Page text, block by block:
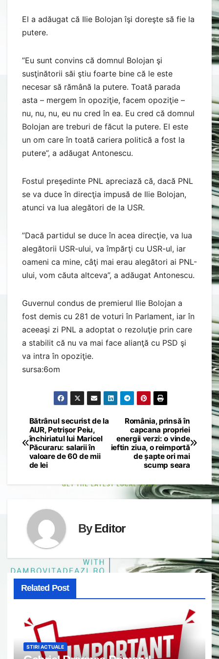
El a adăugat că Ilie Bolojan îşi doreşte să fie la
putere.
”Eu sunt convins că domnul Bolojan şi
susţinătorii săi ştiu foarte bine că le este
necesar să rămână la putere. Toată parada
asta – mergem în opoziţie, facem opoziţie –
nu, nu, nu, eu nu cred în ea. Eu cred că domnul
Bolojan are treburi de făcut la putere. El este
un om care în toată cariera politică a fost la
putere”, a adăugat Antonescu.
Fostul preşedinte PNL apreciază că, dacă PNL
se va duce în direcţia impusă de Ilie Bolojan,
atunci va lua alegători de la USR.
”Dacă partidul se duce în acea direcţie, va lua
alegătorii USR-ului, va împărţi cu USR-ul, iar
oameni ca mine, câţi mai erau alegători ai PNL-
ului, vom căuta altceva”, a adăugat Antonescu.
Guvernul condus de premierul Ilie Bolojan a
fost demis cu 281 de voturi în Parlament, iar în
aceeaşi zi PNL a adoptat o rezoluţie prin care
a stabilit că nu va mai face alianţă cu PSD şi
va intra în opoziţie.
sursa:6om
Post
navigation
România, prinsă în
capcana propriei
energii verzi: o vinde
ieftin ziua, o reimportă
de șapte ori mai
scump seara
Bătrânul securist de la
AUR, Petrișor Peiu,
închiriatul lui Maricel
Păcuraru: salarii în
valoare de 60 de mii
de lei
ByEditor
Related Post
STIRI ACTUALE